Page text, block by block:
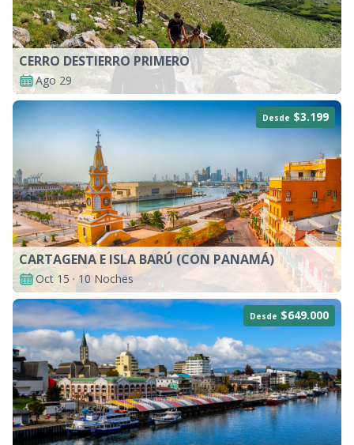
CERRO DESTIERRO PRIMERO
Ago 29
Desde $3.199
CARTAGENA E ISLA BARÚ (CON PANAMÁ)
Oct 15 · 10 Noches
Desde $649.000